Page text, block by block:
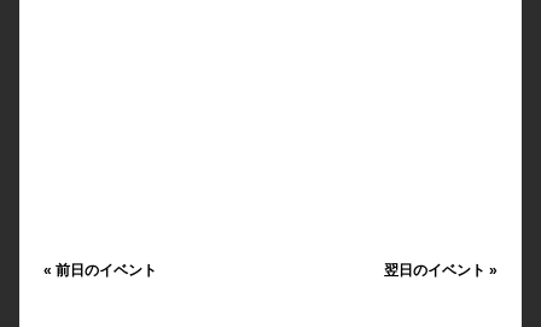
« 前日のイベント 翌日のイベント»